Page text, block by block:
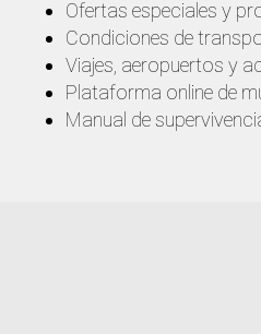
Ofertas especiales y
Condiciones de
Viajes, aeropuertos y
Plataforma online de
Manual de